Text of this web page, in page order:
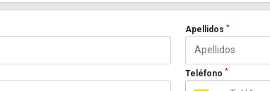
Apellidos *
Teléfono *